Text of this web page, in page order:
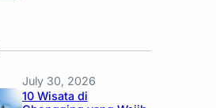
July 30, 2026
10 Wisata di